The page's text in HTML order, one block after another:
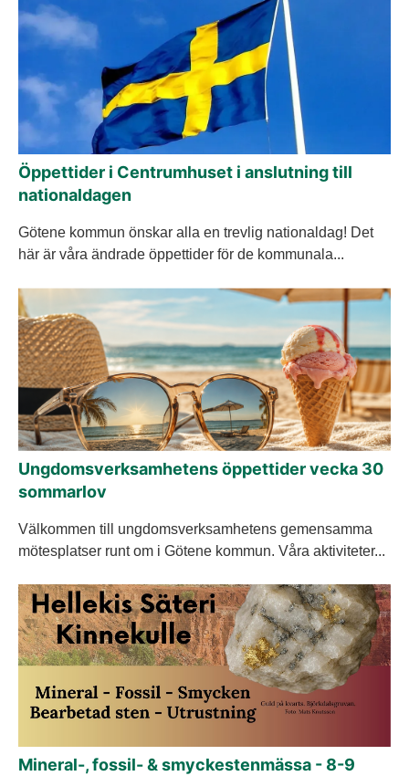
Öppettider i Centrumhuset i anslutning till
nationaldagen
Götene kommun önskar alla en trevlig nationaldag! Det
här är våra ändrade öppettider för de kommunala...
Ungdomsverksamhetens öppettider vecka 30
sommarlov
Välkommen till ungdomsverksamhetens gemensamma
mötesplatser runt om i Götene kommun. Våra aktiviteter...
Mineral-, fossil- & smyckestenmässa - 8-9